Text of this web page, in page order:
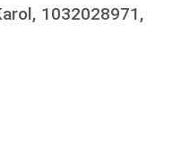
1032028971,